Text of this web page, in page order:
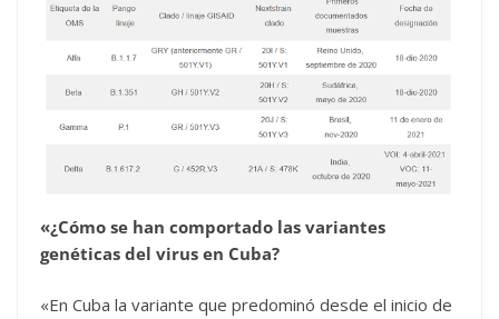
«¿Cómo se han comportado las variantes
genéticas del virus en Cuba?
«En Cuba la variante que predominó desde el inicio de